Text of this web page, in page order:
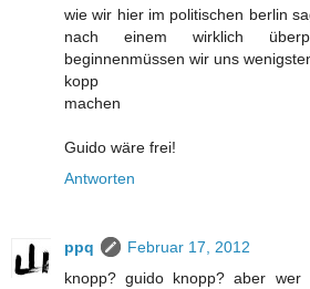
wie wir hier im politischen berlin
nach einem wirklich
beginnenmüssen wir uns
kopp
machen
Guido wäre frei!
Antworten
ppq
Februar 17, 2012
knopp? guido knopp? aber